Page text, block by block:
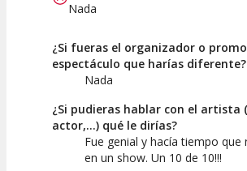
Nada
¿Si fueras el organizador o
espectáculo que harías diferente?
Nada
¿Si pudieras hablar con el
actor,...) qué le dirías?
Fue genial y hacía tiempo
en un show. Un 10 de 10!!!